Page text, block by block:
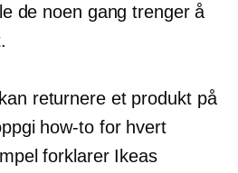
de noen gang trenger å
returnere et produkt på
how-tofor hvert
forklarer Ikeas